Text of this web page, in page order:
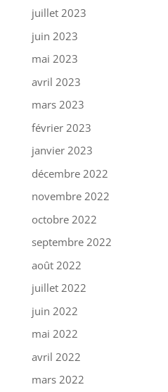
juillet 2023
juin 2023
mai 2023
avril 2023
mars 2023
février 2023
janvier 2023
décembre 2022
novembre 2022
octobre 2022
septembre 2022
août 2022
juillet 2022
juin 2022
mai 2022
avril 2022
mars 2022